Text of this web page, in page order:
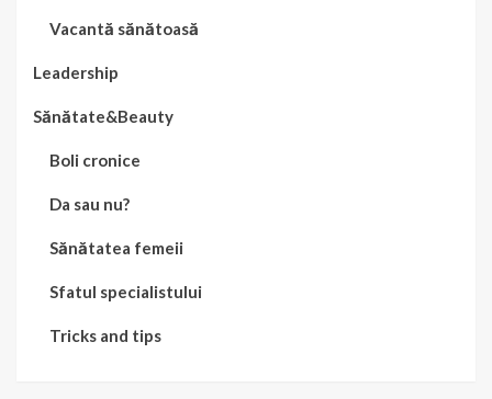
Vacantă sănătoasă
Leadership
Sănătate&Beauty
Boli cronice
Da sau nu?
Sănătatea femeii
Sfatul specialistului
Tricks and tips